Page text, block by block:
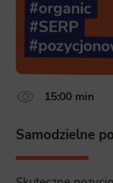
15:00 min
Samodzielne